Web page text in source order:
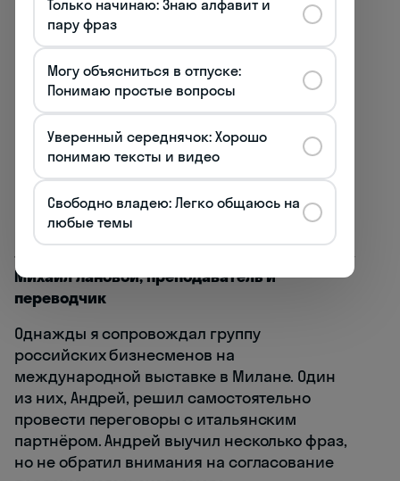
Собирательные существительные
: при
использовании существительных,
обозначающих группу (gente, folla,
squadra), глагол обычно ставится в
единственном числе:
La gente parla troppo(Люди слишком много
говорят)
La squadra gioca bene(Команда хорошо
играет)
Михаил Лановой, преподаватель и
переводчик
Однажды я сопровождал группу
российских бизнесменов на
международной выставке в Милане. Один
из них, Андрей, решил самостоятельно
провести переговоры с итальянским
партнёром. Андрей выучил несколько фраз,
но не обратил внимания на согласование
Только начинаю: Знаю алфавит и
пару фраз
Могу объясниться в отпуске:
Понимаю простые вопросы
Уверенный середнячок: Хорошо
понимаю тексты и видео
Свободно владею: Легко общаюсь на
любые темы